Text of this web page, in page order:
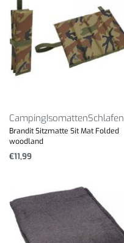
CampingIsomattenSchlafen
Brandit Sitzmatte Sit Mat Folded
woodland
€11,99